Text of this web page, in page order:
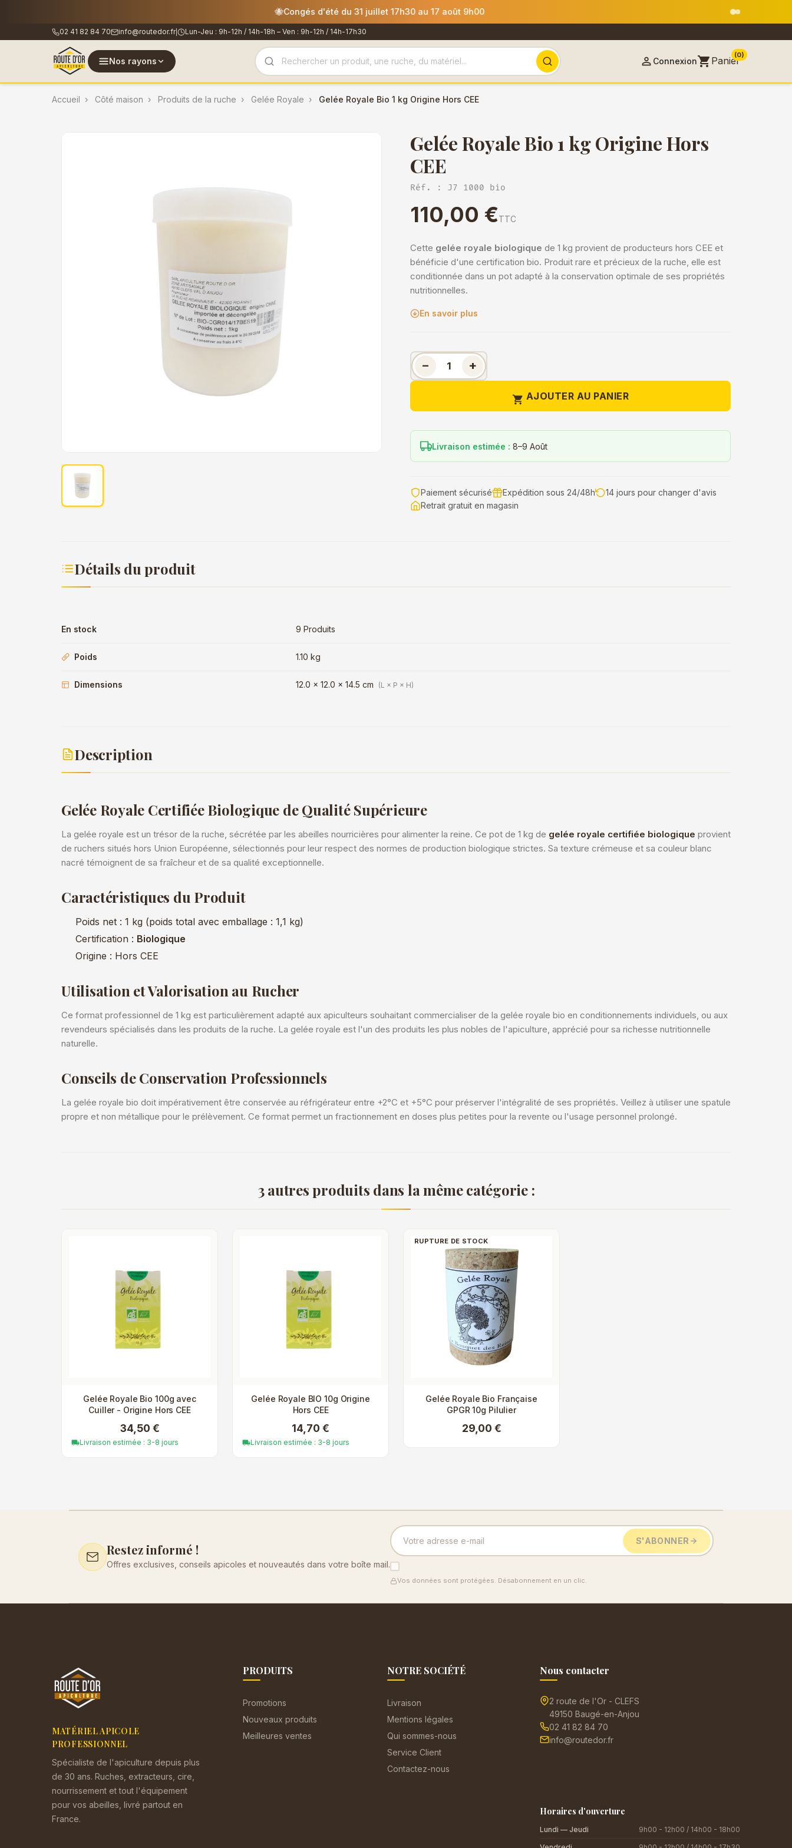
Les commandes passées après le 30 juillet 12h00 seront expédiées le 18 août
02 41 82 84 70 info@routedor.fr| Lun-Jeu : 9h-12h / 14h-18h – Ven : 9h-12h / 14h-17h30
Nos rayons  Connexionshopping_cart Panier
(0)
Accueil Côté maison Produits de la ruche Gelée Royale Gelée Royale Bio 1 kg Origine Hors CEE
Gelée Royale Bio 1 kg Origine Hors
CEE
Réf. : J7 1000 bio
110,00 €TTC
Cette gelée royale biologique de 1 kg provient de producteurs hors CEE et
bénéficie d'une certification bio. Produit rare et précieux de la ruche, elle est
conditionnée dans un pot adapté à la conservation optimale de ses propriétés
nutritionnelles.
En savoir plus
− +
 AJOUTER AU PANIER
Livraison estimée : 8–9 Août
Paiement sécurisé Expédition sous 24/48h
14 jours pour changer d'avis
Retrait gratuit en magasin
Détails du produit
En stock 9 Produits
Poids 1.10 kg
Dimensions 12.0 × 12.0 × 14.5 cm (L × P × H)
Description
Gelée Royale Certifiée Biologique de Qualité Supérieure
La gelée royale est un trésor de la ruche, sécrétée par les abeilles nourricières pour alimenter la reine. Ce pot de 1 kg de gelée royale certifiée biologique provient
de ruchers situés hors Union Européenne, sélectionnés pour leur respect des normes de production biologique strictes. Sa texture crémeuse et sa couleur blanc
nacré témoignent de sa fraîcheur et de sa qualité exceptionnelle.
Caractéristiques du Produit
Poids net : 1 kg (poids total avec emballage : 1,1 kg)
Certification : Biologique
Origine : Hors CEE
Utilisation et Valorisation au Rucher
Ce format professionnel de 1 kg est particulièrement adapté aux apiculteurs souhaitant commercialiser de la gelée royale bio en conditionnements individuels, ou aux
revendeurs spécialisés dans les produits de la ruche. La gelée royale est l'un des produits les plus nobles de l'apiculture, apprécié pour sa richesse nutritionnelle
naturelle.
Conseils de Conservation Professionnels
La gelée royale bio doit impérativement être conservée au réfrigérateur entre +2°C et +5°C pour préserver l'intégralité de ses propriétés. Veillez à utiliser une spatule
propre et non métallique pour le prélèvement. Ce format permet un fractionnement en doses plus petites pour la revente ou l'usage personnel prolongé.
3 autres produits dans la même catégorie :
Gelée Royale Bio 100g avec
Cuiller - Origine Hors CEE
34,50 €
local_shippingLivraison estimée : 3-8 jours
Gelée Royale BIO 10g Origine
Hors CEE
14,70 €
local_shippingLivraison estimée : 3-8 jours
RUPTURE DE STOCK
Gelée Royale Bio Française
GPGR 10g Pilulier
29,00 €
Restez informé !
Offres exclusives, conseils apicoles et nouveautés dans votre boîte mail.
S'ABONNER
Vos données sont protégées. Désabonnement en un clic.
MATÉRIEL APICOLE
PROFESSIONNEL
Spécialiste de l'apiculture depuis plus
de 30 ans. Ruches, extracteurs, cire,
nourrissement et tout l'équipement
pour vos abeilles, livré partout en
France.
PRODUITS
Promotions
Nouveaux produits
Meilleures ventes
NOTRE SOCIÉTÉ
Livraison
Mentions légales
Qui sommes-nous
Service Client
Contactez-nous
Nous contacter
2 route de l'Or - CLEFS
49150 Baugé-en-Anjou
02 41 82 84 70
info@routedor.fr
Horaires d'ouverture
Lundi — Jeudi
9h00 - 12h00 / 14h00 - 18h00